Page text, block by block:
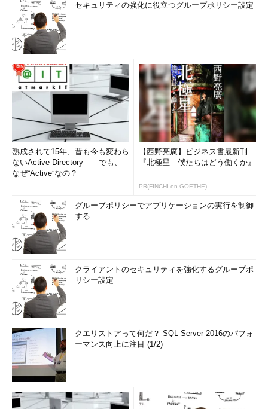
セキュリティの強化に役立つグループポリシー設定
熟成されて15年、昔も今も変わら
ないActive Directory――でも、
なぜ“Active”なの？
【西野亮廣】ビジネス書最新刊
『北極星 僕たちはどう働くか』
PR(FINCHI on GOETHE)
グループポリシーでアプリケーションの実行を制御
する
クライアントのセキュリティを強化するグループポ
リシー設定
クエリストアって何だ？ SQL Server 2016のパフォ
ーマンス向上に注目 (1/2)